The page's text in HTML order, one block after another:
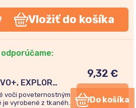
Vložiť do košíka
EXPLOR
čierne
voči poveternostným
vyrobené z tkaného
9,32 €
Do košíka